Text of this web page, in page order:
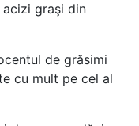
graşi din
de grăsimi
cu mult pe cel al